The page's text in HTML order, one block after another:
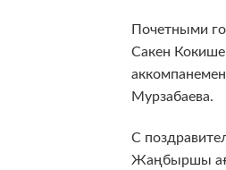
Почетными
Сакен
Мурзабаева.
С
Жаңбыршы